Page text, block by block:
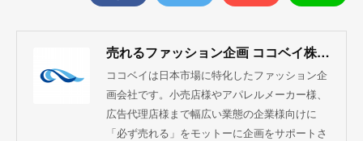
売れるファッション企画 ココベイ株式会社
ココベイは日本市場に特化したファッション企
画会社です。小売店様やアパレルメーカー様、
広告代理店様まで幅広い業態の企業様向けに
「必ず売れる」をモットーに企画をサポートさ